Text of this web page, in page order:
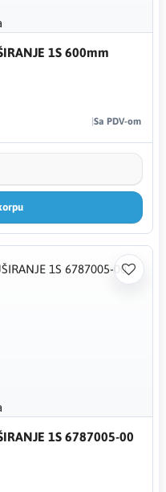
1S 600mm
Sa PDV-om
1S 6787005-00